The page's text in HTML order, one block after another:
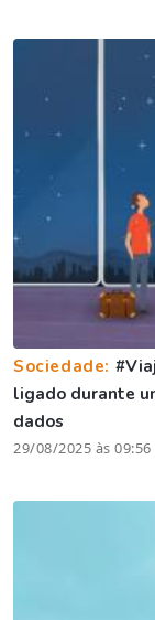
Sociedade:
ligado durante
dados
29/08/2025 às 09:56